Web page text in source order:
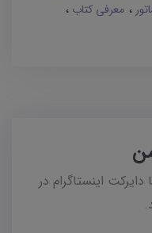
معرفی کتاب
اینستاگرام در